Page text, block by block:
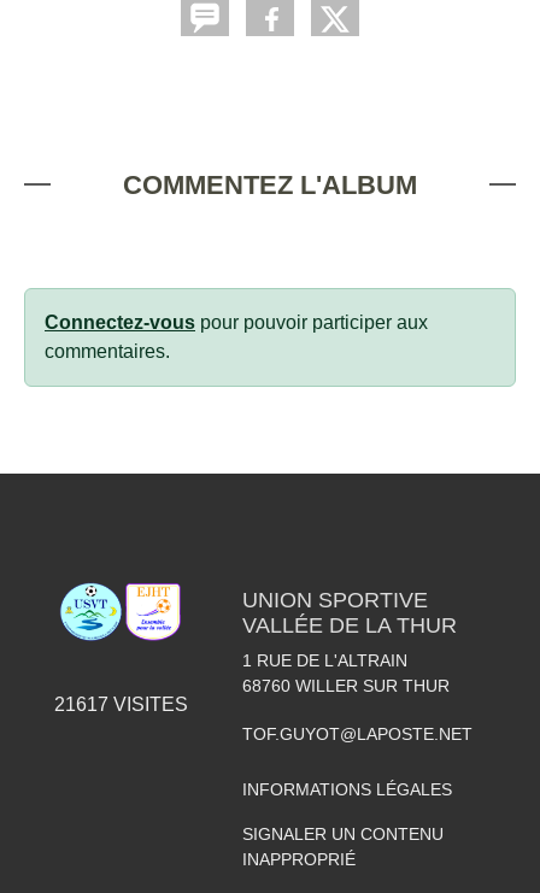
COMMENTEZ L'ALBUM
Connectez-vous pour pouvoir participer aux
commentaires.
21617 VISITES
UNION SPORTIVE
VALLÉE DE LA THUR
1 RUE DE L'ALTRAIN
68760 WILLER SUR THUR
TOF.GUYOT@LAPOSTE.NET
INFORMATIONS LÉGALES
SIGNALER UN CONTENU
INAPPROPRIÉ